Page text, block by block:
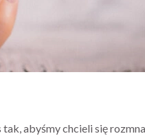
abyśmy chcieli się